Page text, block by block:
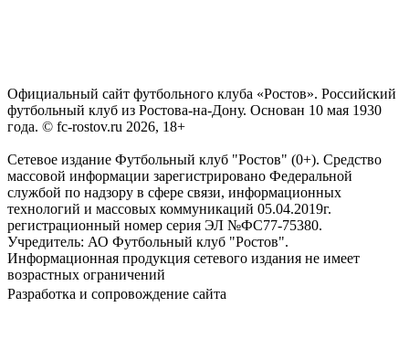
Официальный сайт футбольного клуба «Ростов». Российский
футбольный клуб из Ростова-на-Дону. Основан 10 мая 1930
года. © fc-rostov.ru 2026, 18+
Сетевое издание Футбольный клуб "Ростов" (0+). Средство
массовой информации зарегистрировано Федеральной
службой по надзору в сфере связи, информационных
технологий и массовых коммуникаций 05.04.2019г.
регистрационный номер серия ЭЛ №ФС77-75380.
Учредитель: АО Футбольный клуб "Ростов".
Информационная продукция сетевого издания не имеет
возрастных ограничений
Разработка и сопровождение сайта